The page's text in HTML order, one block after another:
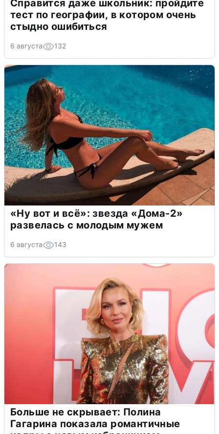
Справится даже школьник: пройдите
тест по географии, в котором очень
стыдно ошибиться
6 августа 132
«Ну вот и всё»: звезда «Дома-2»
развелась с молодым мужем
6 августа 143
Больше не скрывает: Полина
Гагарина показала романтичные